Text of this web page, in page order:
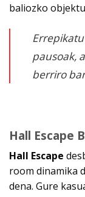
baliozko
pausoak,
berriro
Hall Escape
Hall Escape
room dinamika
dena. Gure